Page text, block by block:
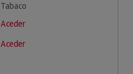
Tabaco
Aceder
Aceder